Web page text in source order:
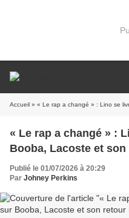
Accueil » « Le rap a changé » : Lino se livre
« Le rap a changé » :
Booba, Lacoste et
Publié le 01/07/2026 à 20:29
Par Johney Perkins